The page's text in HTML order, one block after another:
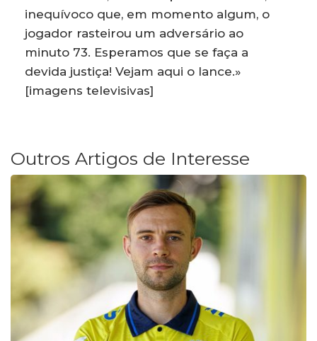
inequívoco que, em momento algum, o
jogador rasteirou um adversário ao
minuto 73. Esperamos que se faça a
devida justiça! Vejam aqui o lance.»
[imagens televisivas]
Outros Artigos de Interesse